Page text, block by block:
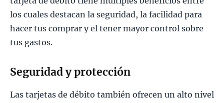
los cuales destacan la seguridad, la facilidad para
hacer tus comprar y el tener mayor control sobre
tus gastos.
Seguridad y protección
Las tarjetas de débito también ofrecen un alto nivel